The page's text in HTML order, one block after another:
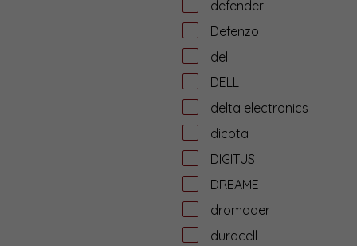
defender
Defenzo
deli
DELL
delta electronics
dicota
DIGITUS
DREAME
dromader
duracell